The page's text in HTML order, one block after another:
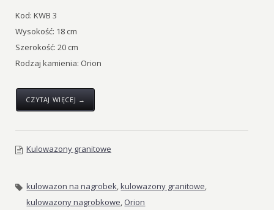
Kod: KWB 3
Wysokość: 18 cm
Szerokość: 20 cm
Rodzaj kamienia: Orion
CZYTAJ WIĘCEJ →
Kulowazony granitowe
kulowazon na nagrobek,kulowazony granitowe,
kulowazony nagrobkowe, Orion